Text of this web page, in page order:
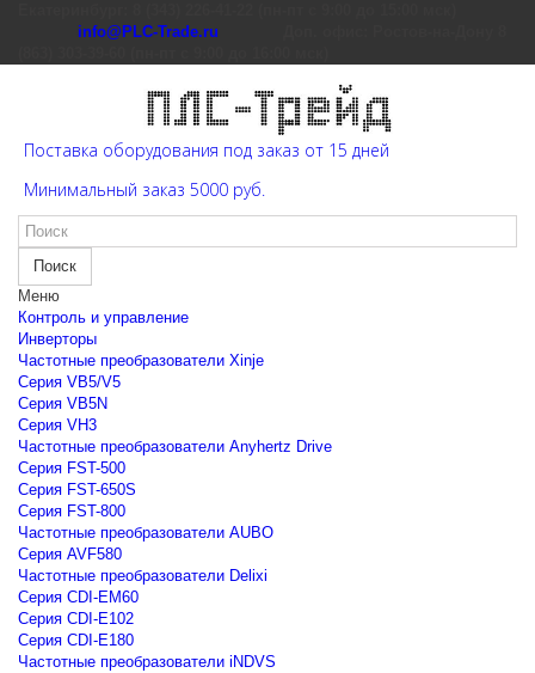
info@PLC-Trade.ru
Поставка оборудования под заказ от 15 дней
Минимальный заказ 5000 руб.
Поиск
Меню
Контроль и управление
Инверторы
Частотные преобразователи Xinje
Cерия VB5/V5
Cерия VB5N
Cерия VH3
Частотные преобразователи Anyhertz Drive
Серия FST-500
Серия FST-650S
Серия FST-800
Частотные преобразователи AUBO
Серия AVF580
Частотные преобразователи Delixi
Серия CDI-EM60
Серия CDI-E102
Серия CDI-E180
Частотные преобразователи iNDVS